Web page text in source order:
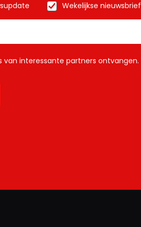
Wekelijkse nieuwsbrief
van interessante partners ontvangen.